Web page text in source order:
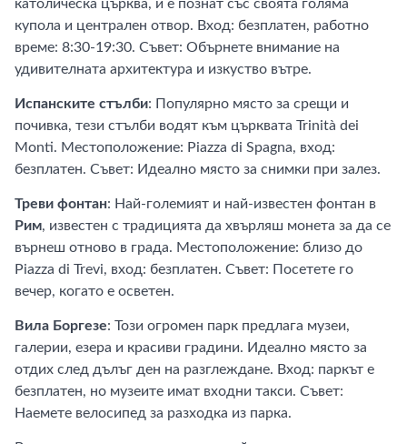
католическа църква, и е познат със своята голяма
купола и централен отвор. Вход: безплатен, работно
време: 8:30-19:30. Съвет: Обърнете внимание на
удивителната архитектура и изкуство вътре.
Испанските стълби: Популярно място за срещи и
почивка, тези стълби водят към църквата Trinità dei
Monti. Местоположение: Piazza di Spagna, вход:
безплатен. Съвет: Идеално място за снимки при залез.
Треви фонтан: Най-големият и най-известен фонтан в
Рим, известен с традицията да хвърляш монета за да се
върнеш отново в града. Местоположение: близо до
Piazza di Trevi, вход: безплатен. Съвет: Посетете го
вечер, когато е осветен.
Вила Боргезе: Този огромен парк предлага музеи,
галерии, езера и красиви градини. Идеално място за
отдих след дълъг ден на разглеждане. Вход: паркът е
безплатен, но музеите имат входни такси. Съвет:
Наемете велосипед за разходка из парка.